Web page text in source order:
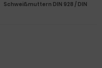
Schweißmuttern DIN 928 / DIN